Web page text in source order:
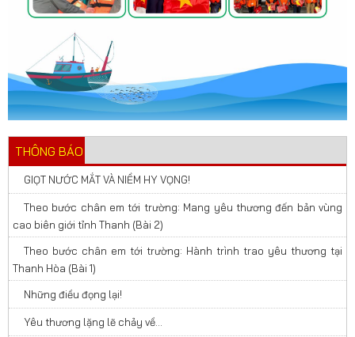
THÔNG BÁO
GIỌT NƯỚC MẮT VÀ NIỀM HY VỌNG!
Theo bước chân em tới trường: Mang yêu thương đến bản vùng
cao biên giới tỉnh Thanh (Bài 2)
Theo bước chân em tới trường: Hành trình trao yêu thương tại
Thanh Hòa (Bài 1)
Những điều đọng lại!
Yêu thương lặng lẽ chảy về…